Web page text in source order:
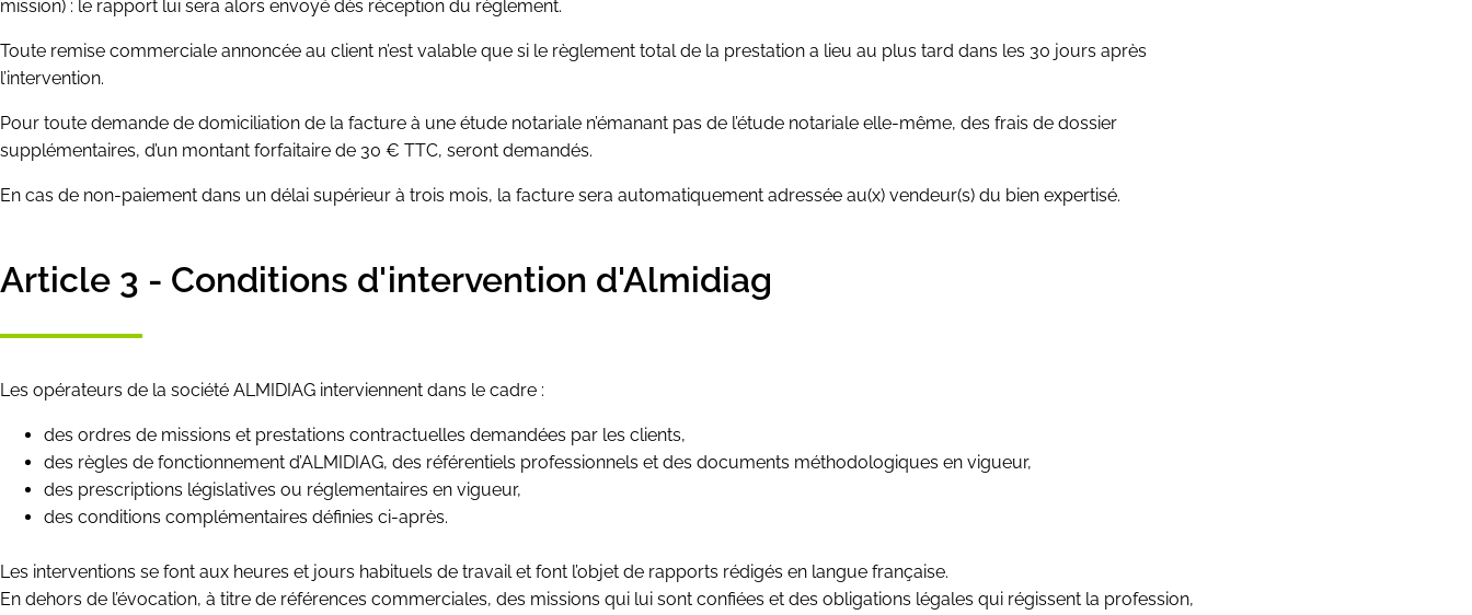
mission) : le rapport lui sera alors envoyé dès réception du règlement.
Toute remise commerciale annoncée au client n’est valable que si le règlement total de la prestation a lieu au plus tard dans les 30 jours après
l’intervention.
Pour toute demande de domiciliation de la facture à une étude notariale n’émanant pas de l’étude notariale elle-même, des frais de dossier
supplémentaires, d’un montant forfaitaire de 30 € TTC, seront demandés.
En cas de non-paiement dans un délai supérieur à trois mois, la facture sera automatiquement adressée au(x) vendeur(s) du bien expertisé.
Article 3 - Conditions d'intervention d'Almidiag
Les opérateurs de la société ALMIDIAG interviennent dans le cadre :
des ordres de missions et prestations contractuelles demandées par les clients,
des règles de fonctionnement d’ALMIDIAG, des référentiels professionnels et des documents méthodologiques en vigueur,
des prescriptions législatives ou réglementaires en vigueur,
des conditions complémentaires définies ci-après.
Les interventions se font aux heures et jours habituels de travail et font l’objet de rapports rédigés en langue française.
En dehors de l’évocation, à titre de références commerciales, des missions qui lui sont confiées et des obligations légales qui régissent la profession,